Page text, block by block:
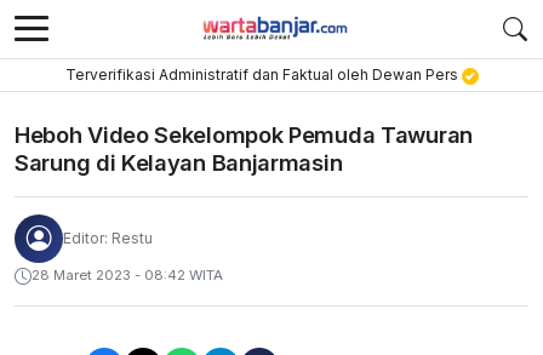
Terverifikasi Administratif dan Faktual oleh Dewan Pers
Heboh Video Sekelompok Pemuda Tawuran
Sarung di Kelayan Banjarmasin
Editor: Restu
28 Maret 2023 - 08:42 WITA